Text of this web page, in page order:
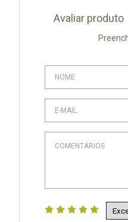
Avaliar produto